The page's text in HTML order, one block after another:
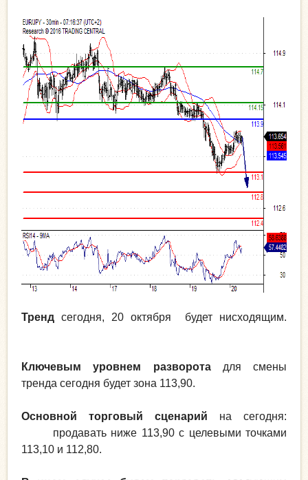
Тренд сегодня, 20 октября будет нисходящим.
Ключевым уровнем разворотадля смены
тренда сегодня будет зона 113,90.
Основной торговый сценарий на сегодня:
продавать ниже 113,90 с целевыми точками
113,10 и 112,80.